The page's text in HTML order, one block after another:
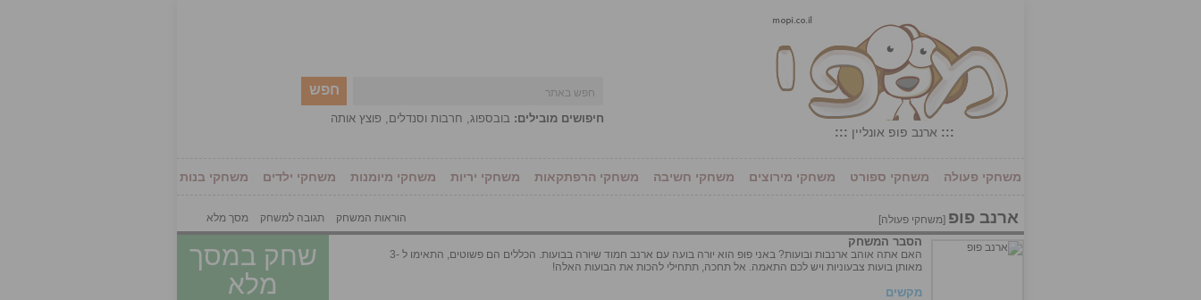
::: ארנב פופ אונליין :::
חפש
חיפושים מובילים: בובספוג, חרבות וסנדלים, פוצץ אותה
משחקי פעולה משחקי ספורט משחקי מירוצים משחקי חשיבה משחקי הרפתקאות משחקי יריות משחקי מיומנות משחקי ילדים משחקי בנות
ארנב פופ [משחקי פעולה] מסך מלא תגובה למשחק הוראות המשחק
הסבר המשחק
האם אתה אוהב ארנבות ובועות? באני פופ הוא יורה בועה עם ארנב חמוד שיורה בבועות. הכללים הם פשוטים, התאימו ל -3
מאותן בועות צבעוניות ויש לכם התאמה. אל תחכה, תתחילי להכות את הבועות האלה!
מקשים
שחק במסך
מלא